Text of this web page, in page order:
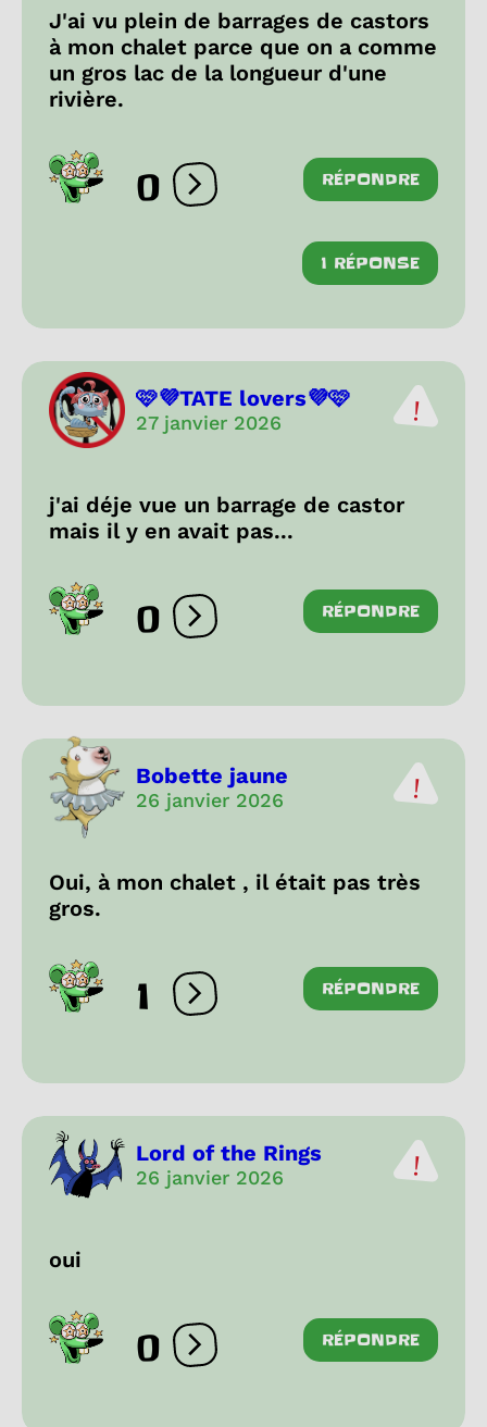
J'ai vu plein de barrages de castors
à mon chalet parce que on a comme
un gros lac de la longueur d'une
rivière.
0 Ouvrir les réactions
RÉPONDRE
1 RÉPONSE
🩷💜TATE lovers💜🩷
27 janvier 2026
j'ai déje vue un barrage de castor
mais il y en avait pas...
0 Ouvrir les réactions
RÉPONDRE
Bobette jaune
26 janvier 2026
Oui, à mon chalet , il était pas très
gros.
1 Ouvrir les réactions
RÉPONDRE
Lord of the Rings
26 janvier 2026
oui
0 Ouvrir les réactions
RÉPONDRE